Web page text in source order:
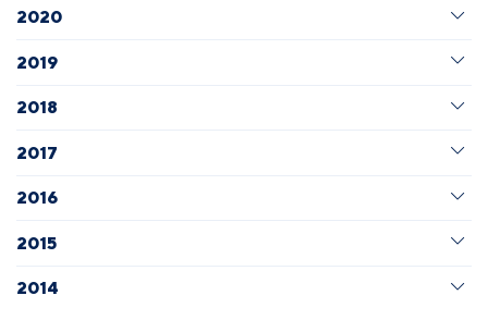
2020
2019
2018
2017
2016
2015
2014